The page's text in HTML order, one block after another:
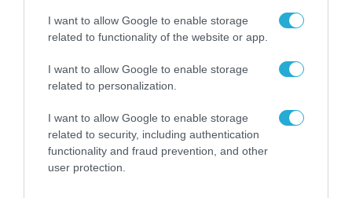
I want to allow Google to enable storage
related to functionality of the website or app.
I want to allow Google to enable storage
related to personalization.
I want to allow Google to enable storage
related to security, including authentication
functionality and fraud prevention, and other
user protection.